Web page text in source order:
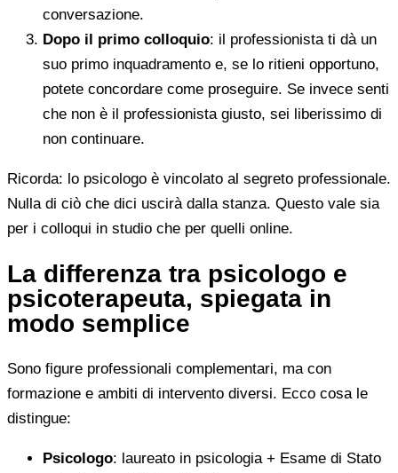
conversazione.
Dopo il primo colloquio: il professionista ti dà un
suo primo inquadramento e, se lo ritieni opportuno,
potete concordare come proseguire. Se invece senti
che non è il professionista giusto, sei liberissimo di
non continuare.
Ricorda: lo psicologo è vincolato al segreto professionale.
Nulla di ciò che dici uscirà dalla stanza. Questo vale sia
per i colloqui in studio che per quelli online.
La differenza tra psicologo e
psicoterapeuta, spiegata in
modo semplice
Sono figure professionali complementari, ma con
formazione e ambiti di intervento diversi. Ecco cosa le
distingue:
Psicologo: laureato in psicologia + Esame di Stato